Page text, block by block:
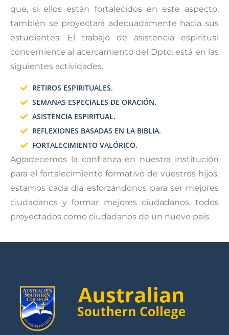
que, si ellos están fortalecidos en este aspecto,
también se proyectará adecuadamente hacia sus
estudiantes. El trabajo de asistencia espiritual
concerniente al acercamiento del Dpto. está en las
siguientes actividades.
RETIROS ESPIRITUALES.
SEMANAS ESPECIALES DE ORACIÓN.
ASISTENCIA ESPIRITUAL.
REFLEXIONES BASADAS EN LA BIBLIA.
FORTALECIMIENTO VALÓRICO.
Agradecemos la confianza en nuestra institución
para el fortalecimiento formativo de vuestros hijos,
estamos cada día esforzándonos para ser mejores
ciudadanos y formar mejores ciudadanos, todos
proyectados como ciudadanos de un nuevo país.